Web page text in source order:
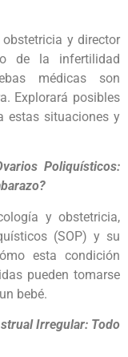
obstetricia y director
de la infertilidad
médicas son
Explorará posibles
estas situaciones y
Poliquísticos:
y obstetricia,
(SOP) y su
esta condición
pueden tomarse
bebé.
Irregular: Todo